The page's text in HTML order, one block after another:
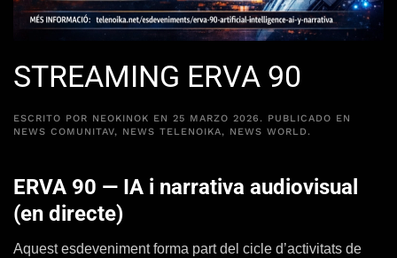
STREAMING ERVA 90
ESCRITO POR NEOKINOK EN 25 MARZO 2026. PUBLICADO EN
NEWS COMUNITAV, NEWS TELENOIKA, NEWS WORLD.
ERVA 90 — IA i narrativa audiovisual
(en directe)
Aquest esdeveniment forma part del cicle d’activitats de